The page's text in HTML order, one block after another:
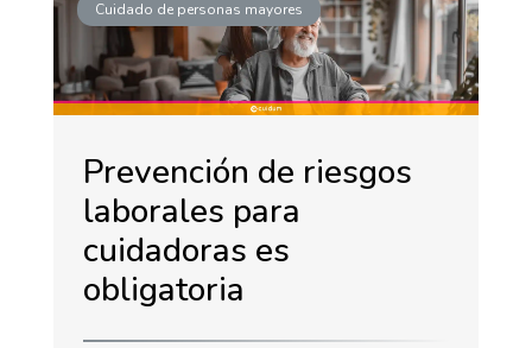
Cuidado de personas mayores
Prevención de riesgos
laborales para
cuidadoras es
obligatoria